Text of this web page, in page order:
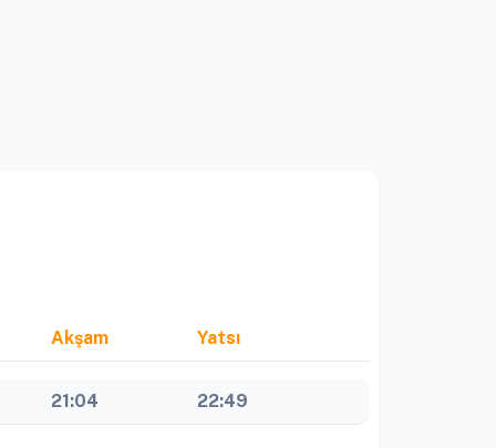
Akşam Yatsı
21:04 22:49